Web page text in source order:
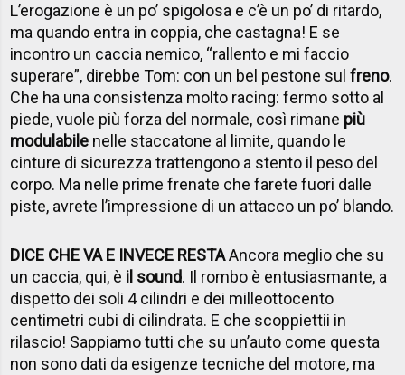
L’erogazione è un po’ spigolosa e c’è un po’ di ritardo,
ma quando entra in coppia, che castagna! E se
incontro un caccia nemico, “rallento e mi faccio
superare”, direbbe Tom: con un bel pestone sulfreno.
Che ha una consistenza molto racing: fermo sotto al
piede, vuole più forza del normale, così rimane più
modulabile nelle staccatone al limite, quando le
cinture di sicurezza trattengono a stento il peso del
corpo. Ma nelle prime frenate che farete fuori dalle
piste, avrete l’impressione di un attacco un po’ blando.
DICE CHE VA E INVECE RESTAAncora meglio che su
un caccia, qui, è il sound. Il rombo è entusiasmante, a
dispetto dei soli 4 cilindri e dei milleottocento
centimetri cubi di cilindrata. E che scoppiettii in
rilascio! Sappiamo tutti che su un’auto come questa
non sono dati da esigenze tecniche del motore, ma